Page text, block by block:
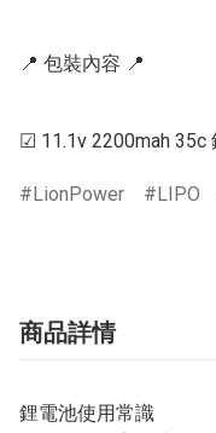
📍 包裝內容 📍
LionPower LIPO
商品詳情
鋰電池使用常識